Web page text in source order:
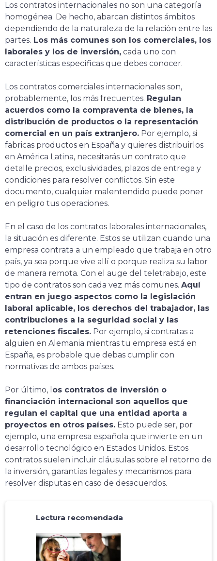
Los contratos internacionales no son una categoría
homogénea. De hecho, abarcan distintos ámbitos
dependiendo de la naturaleza de la relación entre las
partes. Los más comunes son los comerciales, los
laborales y los de inversión, cada uno con
características específicas que debes conocer.
Los contratos comerciales internacionales son,
probablemente, los más frecuentes. Regulan
acuerdos como la compraventa de bienes, la
distribución de productos o la representación
comercial en un país extranjero. Por ejemplo, si
fabricas productos en España y quieres distribuirlos
en América Latina, necesitarás un contrato que
detalle precios, exclusividades, plazos de entrega y
condiciones para resolver conflictos. Sin este
documento, cualquier malentendido puede poner
en peligro tus operaciones.
En el caso de los contratos laborales internacionales,
la situación es diferente. Estos se utilizan cuando una
empresa contrata a un empleado que trabaja en otro
país, ya sea porque vive allí o porque realiza su labor
de manera remota. Con el auge del teletrabajo, este
tipo de contratos son cada vez más comunes. Aquí
entran en juego aspectos como la legislación
laboral aplicable, los derechos del trabajador, las
contribuciones a la seguridad social y las
retenciones fiscales. Por ejemplo, si contratas a
alguien en Alemania mientras tu empresa está en
España, es probable que debas cumplir con
normativas de ambos países.
Por último, l os contratos de inversión o
financiación internacional son aquellos que
regulan el capital que una entidad aporta a
proyectos en otros países. Esto puede ser, por
ejemplo, una empresa española que invierte en un
desarrollo tecnológico en Estados Unidos. Estos
contratos suelen incluir cláusulas sobre el retorno de
la inversión, garantías legales y mecanismos para
resolver disputas en caso de desacuerdos.
Lectura recomendada